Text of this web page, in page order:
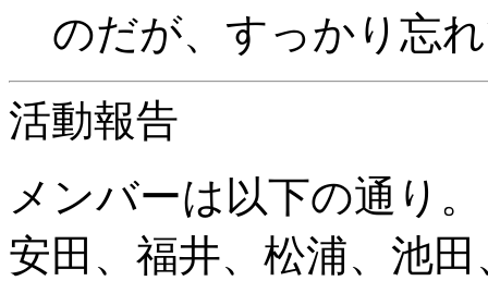
のだが、すっかり忘
活動報告
メンバーは以下の通り。
安田、福井、松浦、池